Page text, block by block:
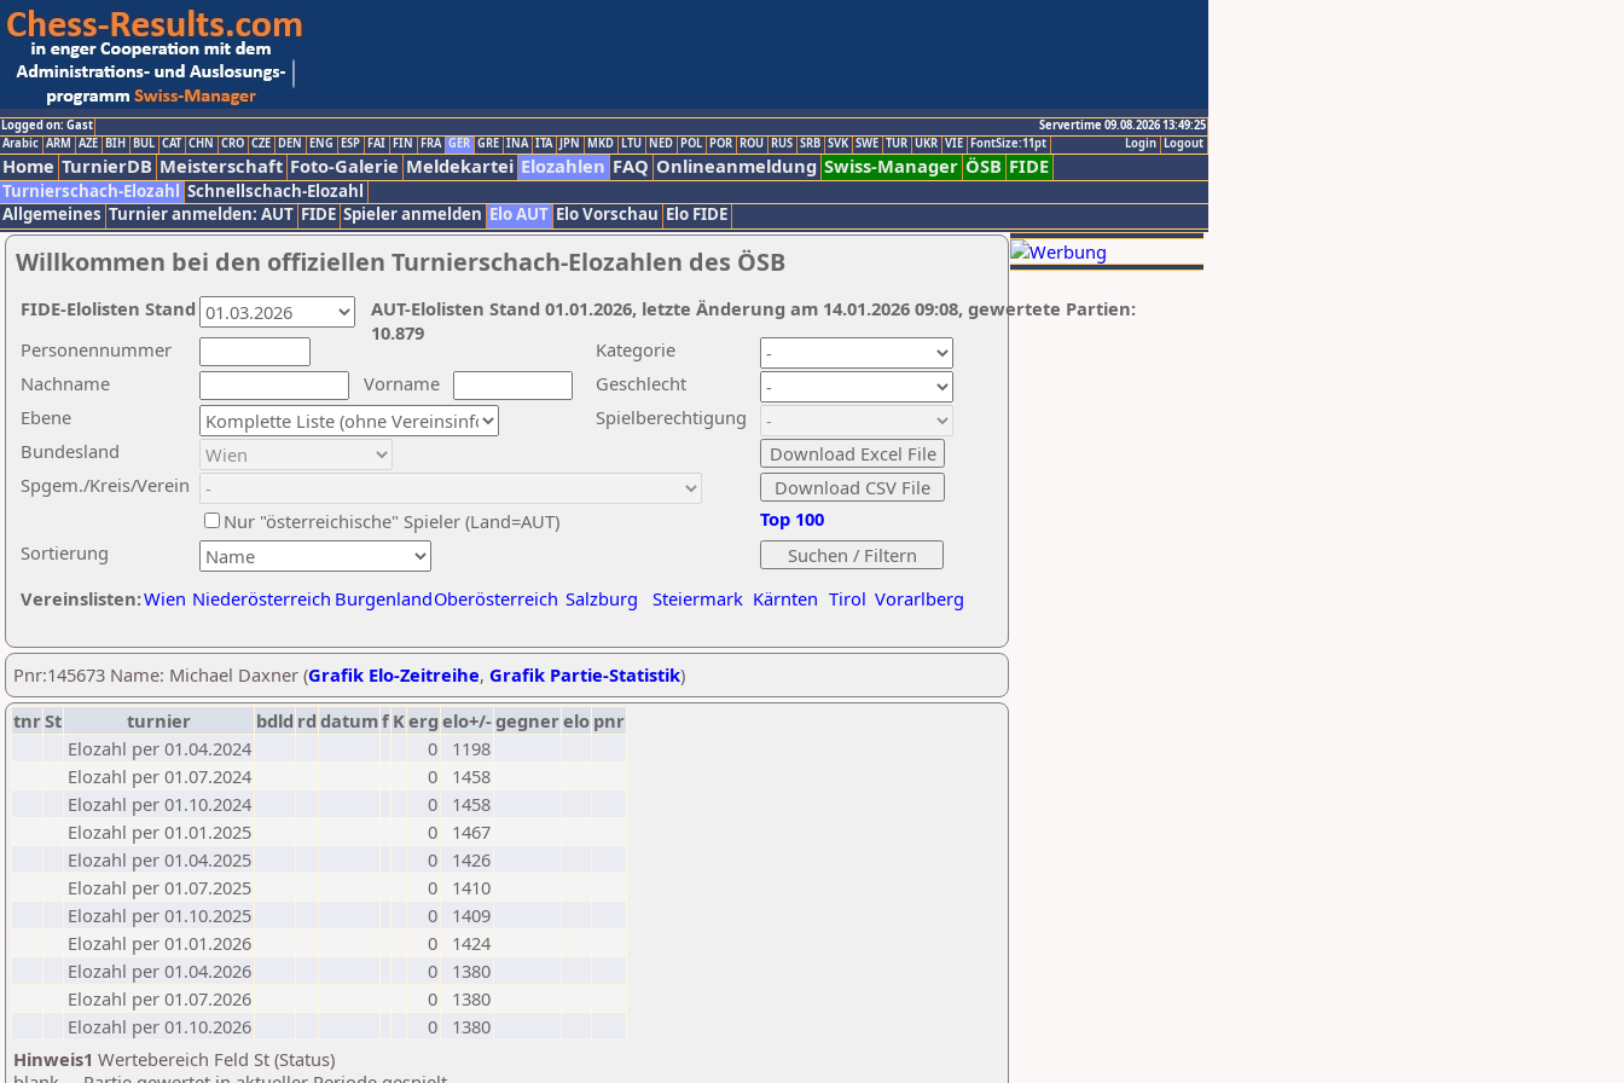
Logged on: Gast
Servertime 09.08.2026 13:49:25
Logout
Login
Arabic ARM AZE BIH BUL CAT CHN CRO CZE DEN ENG ESP FAI FIN FRA GER GRE INA ITA JPN MKD LTU NED POL POR ROU RUS SRB SVK SWE TUR UKR VIE FontSize:11pt
Home TurnierDB Meisterschaft Foto-Galerie Meldekartei Elozahlen FAQ Onlineanmeldung Swiss-Manager ÖSB FIDE
Turnierschach-Elozahl Schnellschach-Elozahl
Allgemeines Turnier anmelden: AUT FIDE Spieler anmelden Elo AUT Elo Vorschau Elo FIDE
Willkommen bei den offiziellen Turnierschach-Elozahlen des ÖSB
Nachname
Vorname
Ebene
Kategorie
Sortierung
Personennummer
Bundesland
Spgem./Kreis/Verein
Geschlecht
Nur "österreichische" Spieler (Land=AUT)
Spielberechtigung
Vereinslisten:Wien Niederösterreich BurgenlandOberösterreich Salzburg Steiermark Kärnten Tirol Vorarlberg
Top 100
AUT-Elolisten Stand 01.01.2026, letzte Änderung am 14.01.2026 09:08, gewertete Partien:
10.879
FIDE-Elolisten Stand
Pnr:145673 Name: Michael Daxner (Grafik Elo-Zeitreihe, Grafik Partie-Statistik)
tnrSt turnier bdld rd datumf Kerg elo+/-gegnerelo pnr
Elozahl per 01.04.2024
0
1198
Elozahl per 01.07.2024
0
1458
Elozahl per 01.10.2024
0
1458
Elozahl per 01.01.2025
0
1467
Elozahl per 01.04.2025
0
1426
Elozahl per 01.07.2025
0
1410
Elozahl per 01.10.2025
0
1409
Elozahl per 01.01.2026
0
1424
Elozahl per 01.04.2026
0
1380
Elozahl per 01.07.2026
0
1380
Elozahl per 01.10.2026
0
1380
Hinweis1 Wertebereich Feld St (Status)